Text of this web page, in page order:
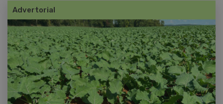
Advertorial